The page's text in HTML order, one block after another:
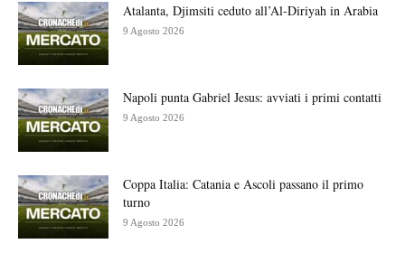
Atalanta, Djimsiti ceduto all’Al-Diriyah in Arabia
9 Agosto 2026
Napoli punta Gabriel Jesus: avviati i primi contatti
9 Agosto 2026
Coppa Italia: Catania e Ascoli passano il primo
turno
9 Agosto 2026